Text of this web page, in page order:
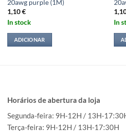
20awg purple (1M)
1,10€
In stock
ADICIONAR
In
Horários de abertura da loja
Segunda-feira: 9H-12H / 13H-
Terça-feira: 9H-12H / 13H-17:30H